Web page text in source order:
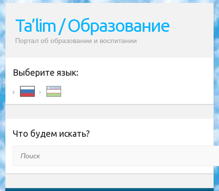
Ta’lim / Образование
Портал об образовании и воспитании
Выберите язык:
Что будем искать?